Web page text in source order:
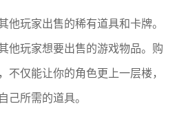
他玩家出售的稀有道具和卡牌。
他玩家想要出售的游戏物品。购
不仅能让你的角色更上一层楼，
己所需的道具。